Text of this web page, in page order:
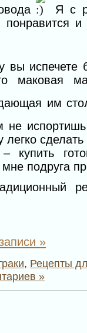
Я с
вы испечете
маковая
им
не испортишь
– купить
подруга
»
, Рецепты
»